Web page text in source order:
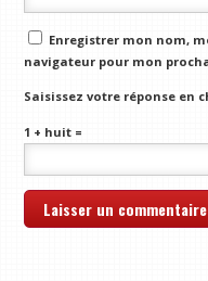
Enregistrer mon nom,
navigateur pour mon
Saisissez votre réponse en
1 + huit =